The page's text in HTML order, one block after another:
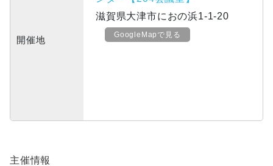
開催地
滋賀県大津市におの浜1-1-20
GoogleMapで見る
主催情報